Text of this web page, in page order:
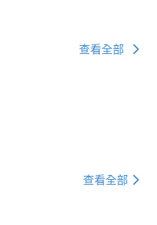
查看全部
查看全部